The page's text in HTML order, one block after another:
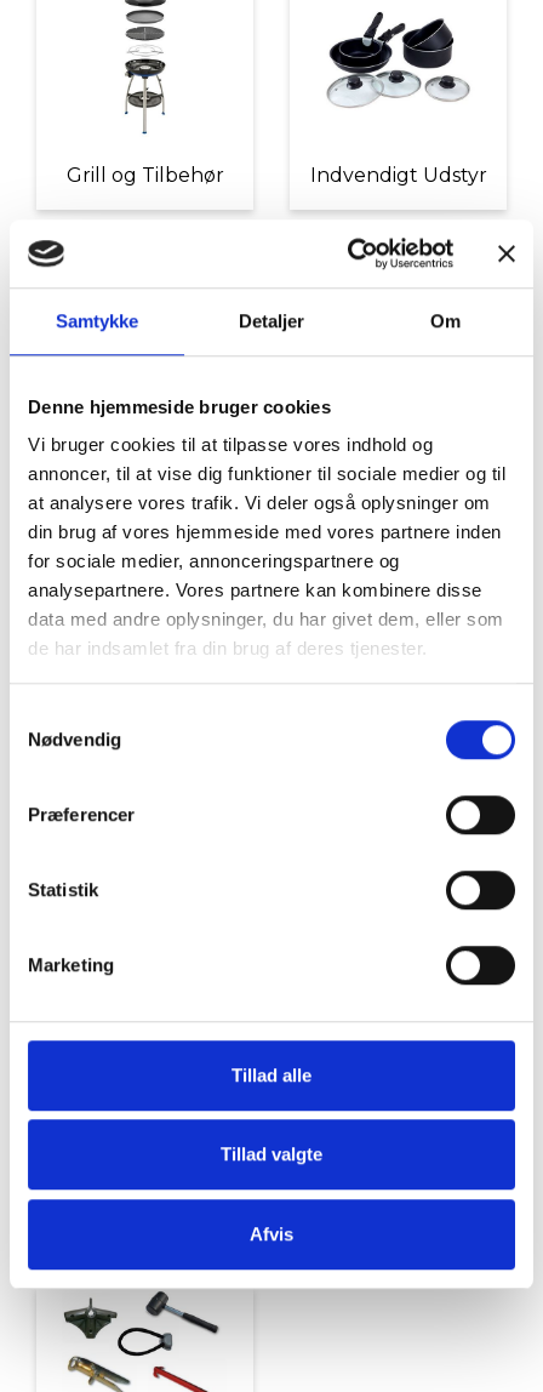
Samtykke Detaljer Om
Denne hjemmeside bruger cookies
Vi bruger cookies til at tilpasse vores indhold og
annoncer, til at vise dig funktioner til sociale medier og til
at analysere vores trafik. Vi deler også oplysninger om
din brug af vores hjemmeside med vores partnere inden
for sociale medier, annonceringspartnere og
analysepartnere. Vores partnere kan kombinere disse
data med andre oplysninger, du har givet dem, eller som
de har indsamlet fra din brug af deres tjenester.
Nødvendig
Præferencer
Statistik
Marketing
Tillad alle
Tillad valgte
Afvis
Grill og Tilbehør Indvendigt Udstyr
Udvendigt Udstyr Camp System
Aircondition